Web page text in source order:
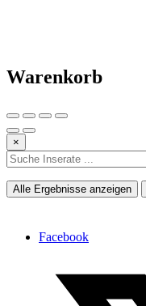
Warenkorb
×
Alle Ergebnisse anzeigen
Facebook